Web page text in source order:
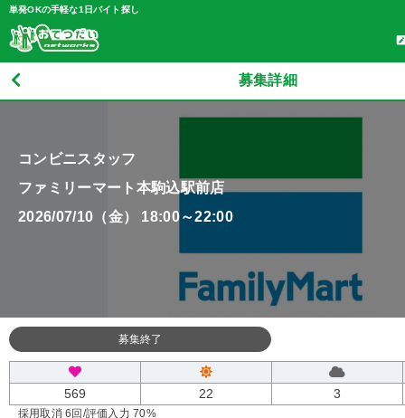
単発OKの手軽な1日バイト探し
募集詳細
コンビニスタッフ
ファミリーマート本駒込駅前店
2026/07/10（金） 18:00～22:00
募集終了
569 22 3
採用取消 6回 /評価入力 70%